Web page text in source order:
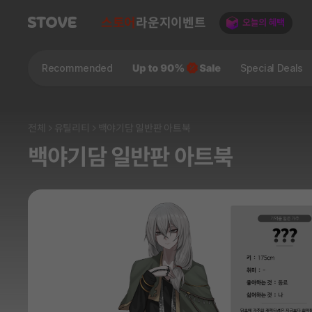
스토어 라운지 이벤트
Recommended Special Deals
전체 유틸리티 백야기담 일반판 아트북
백야기담 일반판 아트북